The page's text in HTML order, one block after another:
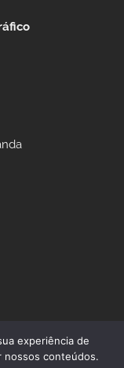
8181
experiência de
nossos conteúdos.